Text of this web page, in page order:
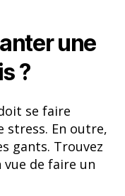
une
?
se faire
stress. En outre,
gants. Trouvez
vue de faire un